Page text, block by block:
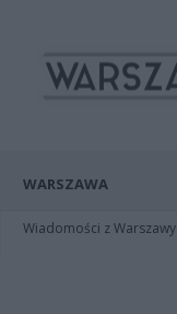
WARSZAWA
Wiadomości z Warszawy